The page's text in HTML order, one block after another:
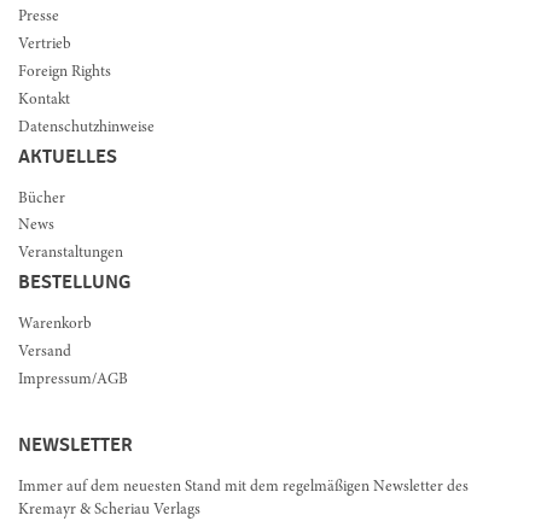
Presse
Vertrieb
Foreign Rights
Kontakt
Datenschutzhinweise
AKTUELLES
Bücher
News
Veranstaltungen
BESTELLUNG
Warenkorb
Versand
Impressum/AGB
NEWSLETTER
Immer auf dem neuesten Stand mit dem regelmäßigen Newsletter des
Kremayr & Scheriau Verlags